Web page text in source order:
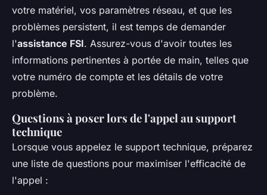
votre matériel, vos paramètres réseau, et que les
problèmes persistent, il est temps de demander
l'assistance FSI. Assurez-vous d'avoir toutes les
informations pertinentes à portée de main, telles que
votre numéro de compte et les détails de votre
problème.
Questions à poser lors de l'appel au support
technique
Lorsque vous appelez le support technique, préparez
une liste de questions pour maximiser l'efficacité de
l'appel :